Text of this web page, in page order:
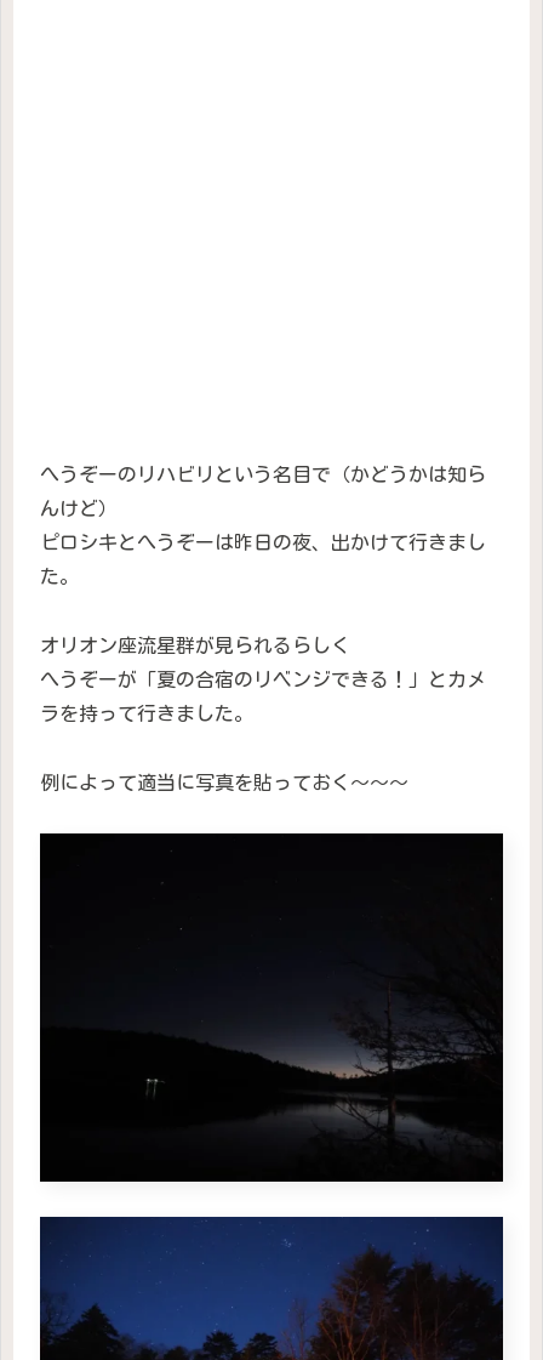
へうぞーのリハビリという名目で（かどうかは知ら
んけど）
ピロシキとへうぞーは昨日の夜、出かけて行きまし
た。
オリオン座流星群が見られるらしく
へうぞーが「夏の合宿のリベンジできる！」とカメ
ラを持って行きました。
例によって適当に写真を貼っておく〜〜〜